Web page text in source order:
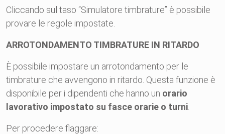
Cliccando sul taso “Simulatore timbrature” è possibile
provare le regole impostate.
ARROTONDAMENTO TIMBRATURE IN RITARDO
È possibile impostare un arrotondamento per le
timbrature che avvengono in ritardo. Questa funzione è
disponibile per i dipendenti che hanno un orario
lavorativo impostato su fasce orarie o turni
Per procedere flaggare: